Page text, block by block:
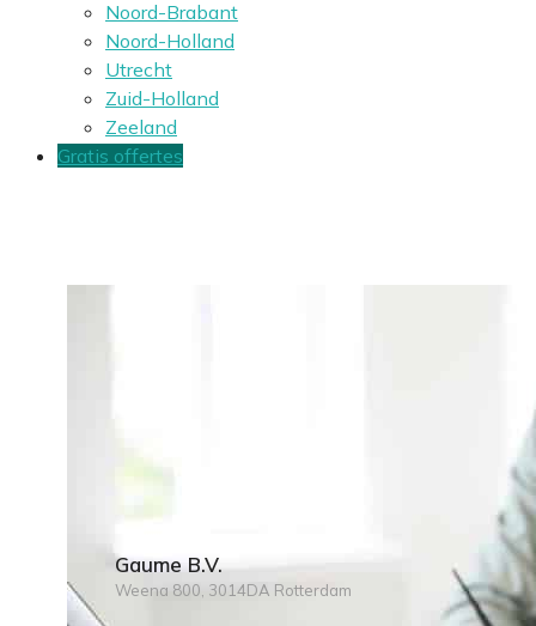
Noord-Brabant
Noord-Holland
Utrecht
Zuid-Holland
Zeeland
Gratis offertes
Gaume B.V.
Weena 800, 3014DA Rotterdam